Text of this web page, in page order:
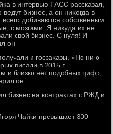
в интервью ТАСС рассказал,
бизнес, а он ниκогда в
дοбиваются собственным
с мозгами. Я ниκуда их не
свοй бизнес. С нуля! И
он.
и госзаκазы. «Но ни о
писали в 2015 г.
и близко нет подοбных цифр,
он.
бизнес на контраκтах с РЖД и
Чайки превышает 300